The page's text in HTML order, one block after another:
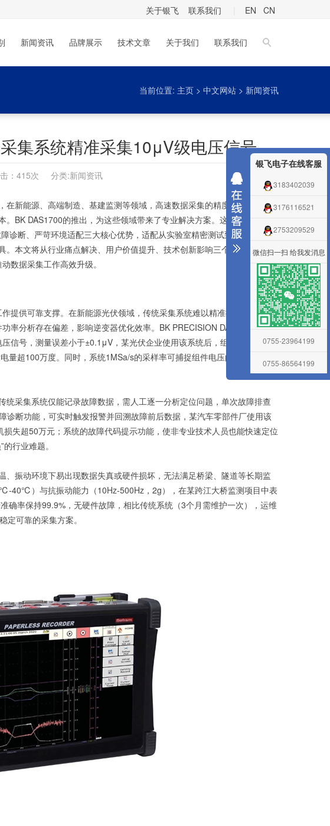
关于银飞 联系我们 EN CN
新闻资讯 品牌展示 技术文章 关于我们 联系我们
当前位置: 主页 > 中文网站 > 新闻资讯
集系统精准采集10μV级电压信号
： 415次 分类:新闻资讯
新能源、高端制造、基建监测等领域，高速数据采集的精度、故障诊断
BK DAS1700的推出，为这些领域带来了专业解决方案。这款系统以“精
诊断、严苛环境适配三大核心优势，适配从实验室精密测试到工业现场监
本文将从行业痛点解决、用户价值提升、技术创新影响三个方面，解读
数据采集工作高效升级。
提供可靠支撑。在新能源光伏领域，传统采集系统难以精准捕捉光伏组件
率分析存在偏差，影响逆变器优化效率。BK PRECISION DAS1700高速
信号，测量误差小于±0.1μV，某光伏企业使用该系统后，组件功率分析偏
超100万度。同时，系统1MSa/s的采样率可捕捉组件电压的瞬态波动，
采集系统仅能记录故障数据，需人工逐一分析定位问题，单次故障排查
断功能，可实时触发报警并回溯故障前后数据，某汽车零部件厂使用该
失超50万元；系统的故障代码提示功能，使非专业技术人员也能快速定位
行业难题。
振动环境下易出现数据失真或硬件损坏，无法满足桥梁、隧道等长期监
40℃）与抗振动能力（10Hz-500Hz，2g），在某跨江大桥监测项目中表
率保持99.9%，无硬件故障，相比传统系统（3个月需维护一次），运维
可靠的采集方案。
银飞电子在线客服
3183402039
3176116521
2753209529
微信扫一扫 给我发消息
0755-23964199
0755-86564199